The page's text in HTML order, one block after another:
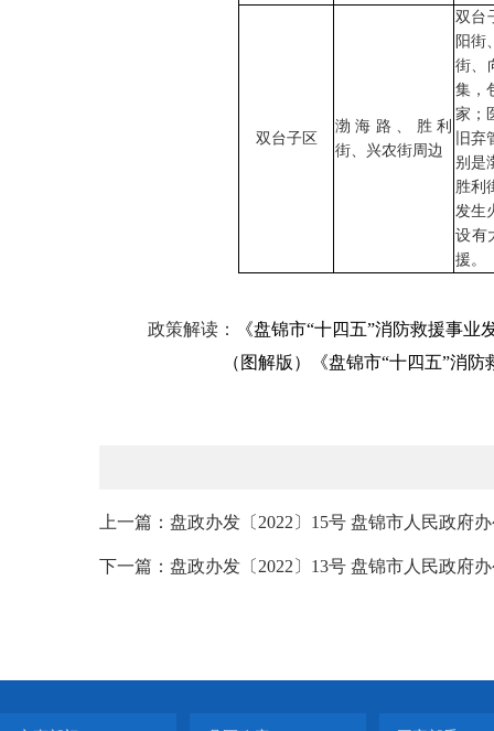
双台子区
渤海路、胜利
街、兴农街周边
双台
阳街
街、
集，
家；
旧
别是
胜利
发生
设有
援。
政策解读：
《盘锦市“十四五”消防救援事业
（图解版）《盘锦市“十四五”消
上一篇：盘政办发〔2022〕15号 盘锦市人民政府
下一篇：盘政办发〔2022〕13号 盘锦市人民政府